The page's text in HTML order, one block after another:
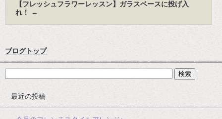
【フレッシュフラワーレッスン】ガラスベースに投げ入
れ！
→
ブログトップ
最近の投稿